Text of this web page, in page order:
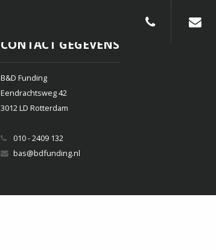
010-
CONTACT GEGEVENS
B&D Funding
Eendrachtsweg 42
3012 LD Rotterdam
010 - 2409 132
bas@bdfunding.nl